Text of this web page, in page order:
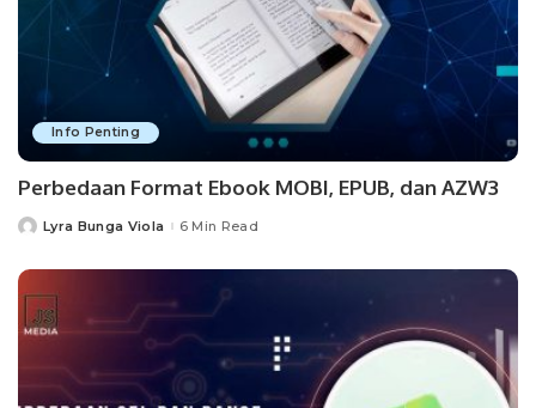
Info Penting
Perbedaan Format Ebook MOBI, EPUB, dan AZW3
PostedLyra Bunga Viola 6 Min Read